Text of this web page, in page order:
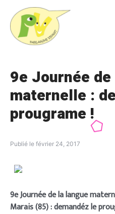
content
9e Journée
maternelle :
prougrame !
Publié le février 24, 2017
9e Journée de la langue
Marais (85) : demandéz le